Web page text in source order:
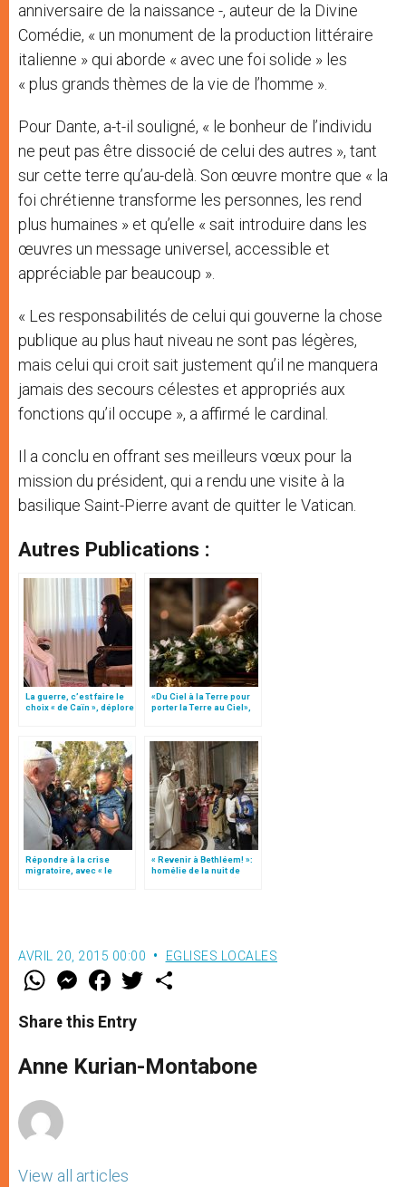
anniversaire de la naissance -, auteur de la Divine
Comédie, « un monument de la production littéraire
italienne » qui aborde « avec une foi solide » les
« plus grands thèmes de la vie de l’homme ».
Pour Dante, a-t-il souligné, « le bonheur de l’individu
ne peut pas être dissocié de celui des autres », tant
sur cette terre qu’au-delà. Son œuvre montre que « la
foi chrétienne transforme les personnes, les rend
plus humaines » et qu’elle « sait introduire dans les
œuvres un message universel, accessible et
appréciable par beaucoup ».
« Les responsabilités de celui qui gouverne la chose
publique au plus haut niveau ne sont pas légères,
mais celui qui croit sait justement qu’il ne manquera
jamais des secours célestes et appropriés aux
fonctions qu’il occupe », a affirmé le cardinal.
Il a conclu en offrant ses meilleurs vœux pour la
mission du président, qui a rendu une visite à la
basilique Saint-Pierre avant de quitter le Vatican.
Autres Publications :
La guerre, c’est faire le
choix « de Caïn », déplore
«Du Ciel à la Terre pour
porter la Terre au Ciel»,
Répondre à la crise
migratoire, avec « le
« Revenir à Bethléem! »:
homélie de la nuit de
Noël (texte complet)
AVRIL 20, 2015 00:00 EGLISES LOCALES
W
t
s
p
p
M
e
s
e
g
e
F
a
e
b
o
k
w
r
Share this Entry
Anne Kurian-Montabone
View all articles